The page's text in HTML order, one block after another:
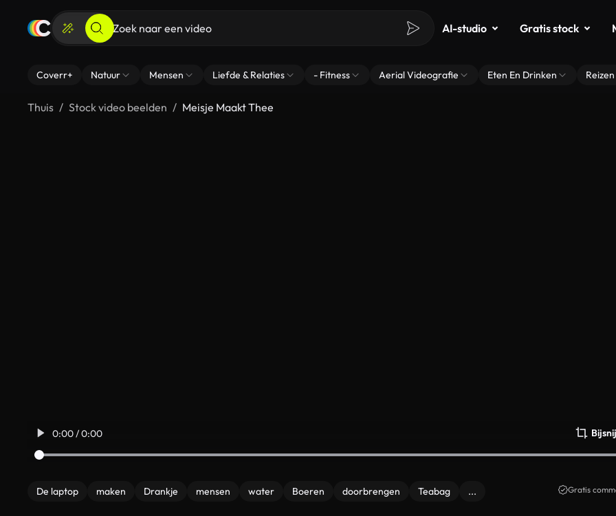
AI-studio Gratis stock
Coverr+ Natuur Mensen Liefde & Relaties - Fitness Aerial Videografie Eten En Drinken Reizen
Thuis Stock video beelden Meisje Maakt Thee
0:00 / 0:00
De laptop maken Drankje mensen water Boeren doorbrengen Teabag ... Gratis